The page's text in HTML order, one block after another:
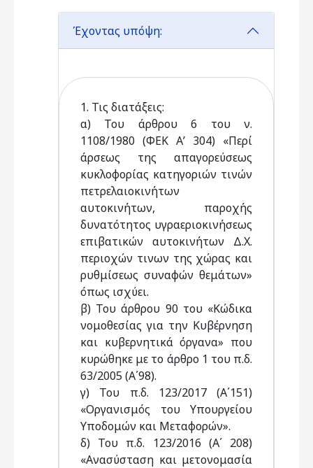
Έχοντας υπόψη:
1. Τις διατάξεις:
α) Του άρθρου 6 του ν.
1108/1980 (ΦΕΚ Α’ 304) «Περί
άρσεως της απαγορεύσεως
κυκλοφορίας κατηγοριών τινών
πετρελαιοκινήτων
αυτοκινήτων, παροχής
δυνατότητος υγραεριοκινήσεως
επιβατικών αυτοκινήτων Δ.Χ.
περιοχών τινων της χώρας και
ρυθμίσεως συναφών θεμάτων»
όπως ισχύει.
β) Του άρθρου 90 του «Κώδικα
νομοθεσίας για την Κυβέρνηση
και κυβερνητικά όργανα» που
κυρώθηκε με το άρθρο 1 του π.δ.
63/2005 (Α΄98).
γ) Του π.δ. 123/2017 (Α΄151)
«Οργανισμός του Υπουργείου
Υποδομών και Μεταφορών».
δ) Του π.δ. 123/2016 (Α΄ 208)
«Ανασύσταση και μετονομασία